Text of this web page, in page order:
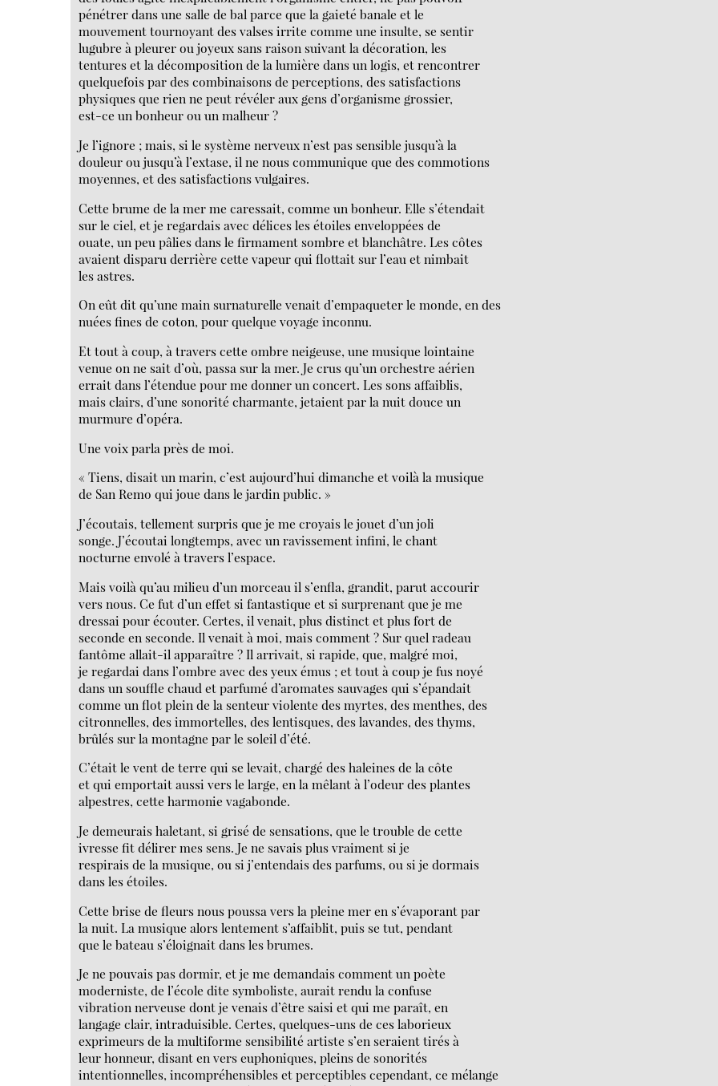
pénétrer dans une salle de bal parce que la gaieté banale et le
mouvement tournoyant des valses irrite comme une insulte, se sentir
lugubre à pleurer ou joyeux sans raison suivant la décoration, les
tentures et la décomposition de la lumière dans un logis, et rencontrer
quelquefois par des combinaisons de perceptions, des satisfactions
physiques que rien ne peut révéler aux gens d’organisme grossier,
est-ce un bonheur ou un malheur ?
Je l’ignore ; mais, si le système nerveux n’est pas sensible jusqu’à la
douleur ou jusqu’à l’extase, il ne nous communique que des commotions
moyennes, et des satisfactions vulgaires.
Cette brume de la mer me caressait, comme un bonheur. Elle s’étendait
sur le ciel, et je regardais avec délices les étoiles enveloppées de
ouate, un peu pâlies dans le firmament sombre et blanchâtre. Les côtes
avaient disparu derrière cette vapeur qui flottait sur l’eau et nimbait
les astres.
On eût dit qu’une main surnaturelle venait d’empaqueter le monde, en des
nuées fines de coton, pour quelque voyage inconnu.
Et tout à coup, à travers cette ombre neigeuse, une musique lointaine
venue on ne sait d’où, passa sur la mer. Je crus qu’un orchestre aérien
errait dans l’étendue pour me donner un concert. Les sons affaiblis,
mais clairs, d’une sonorité charmante, jetaient par la nuit douce un
murmure d’opéra.
Une voix parla près de moi.
« Tiens, disait un marin, c’est aujourd’hui dimanche et voilà la musique
de San Remo qui joue dans le jardin public. »
J’écoutais, tellement surpris que je me croyais le jouet d’un joli
songe. J’écoutai longtemps, avec un ravissement infini, le chant
nocturne envolé à travers l’espace.
Mais voilà qu’au milieu d’un morceau il s’enfla, grandit, parut accourir
vers nous. Ce fut d’un effet si fantastique et si surprenant que je me
dressai pour écouter. Certes, il venait, plus distinct et plus fort de
seconde en seconde. Il venait à moi, mais comment ? Sur quel radeau
fantôme allait-il apparaître ? Il arrivait, si rapide, que, malgré moi,
je regardai dans l’ombre avec des yeux émus ; et tout à coup je fus noyé
dans un souffle chaud et parfumé d’aromates sauvages qui s’épandait
comme un flot plein de la senteur violente des myrtes, des menthes, des
citronnelles, des immortelles, des lentisques, des lavandes, des thyms,
brûlés sur la montagne par le soleil d’été.
C’était le vent de terre qui se levait, chargé des haleines de la côte
et qui emportait aussi vers le large, en la mêlant à l’odeur des plantes
alpestres, cette harmonie vagabonde.
Je demeurais haletant, si grisé de sensations, que le trouble de cette
ivresse fit délirer mes sens. Je ne savais plus vraiment si je
respirais de la musique, ou si j’entendais des parfums, ou si je dormais
dans les étoiles.
Cette brise de fleurs nous poussa vers la pleine mer en s’évaporant par
la nuit. La musique alors lentement s’affaiblit, puis se tut, pendant
que le bateau s’éloignait dans les brumes.
Je ne pouvais pas dormir, et je me demandais comment un poète
moderniste, de l’école dite symboliste, aurait rendu la confuse
vibration nerveuse dont je venais d’être saisi et qui me paraît, en
langage clair, intraduisible. Certes, quelques-uns de ces laborieux
exprimeurs de la multiforme sensibilité artiste s’en seraient tirés à
leur honneur, disant en vers euphoniques, pleins de sonorités
intentionnelles, incompréhensibles et perceptibles cependant, ce mélange